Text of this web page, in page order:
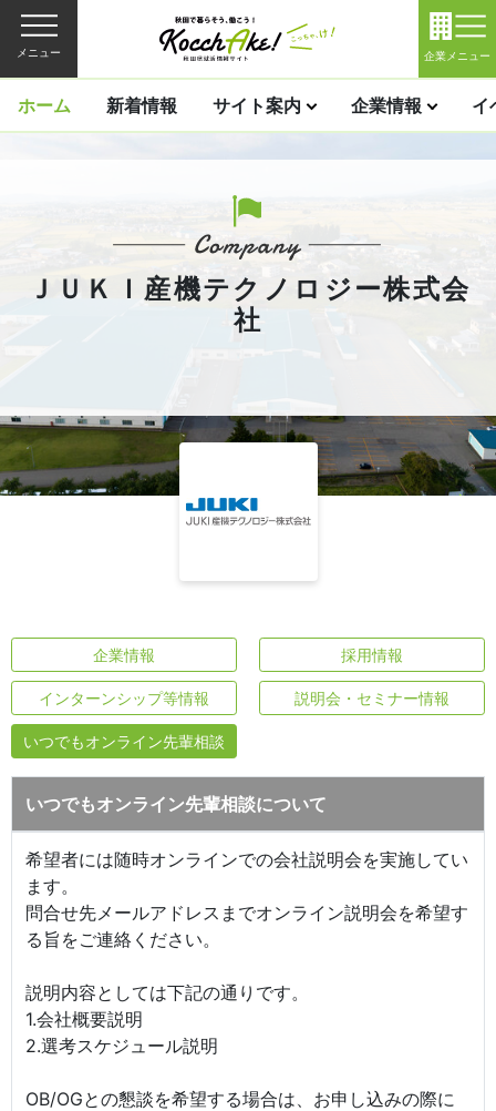
メニュー 企業メニュー
ホーム 新着情報 サイト案内 企業情報 イ
ＪＵＫＩ産機テクノロジー株式会
社
企業情報 採用情報
インターンシップ等情報 説明会・セミナー情報
いつでもオンライン先輩相談
いつでもオンライン先輩相談について
希望者には随時オンラインでの会社説明会を実施してい
ます。
問合せ先メールアドレスまでオンライン説明会を希望す
る旨をご連絡ください。
説明内容としては下記の通りです。
1.会社概要説明
2.選考スケジュール説明
OB/OGとの懇談を希望する場合は、お申し込みの際に